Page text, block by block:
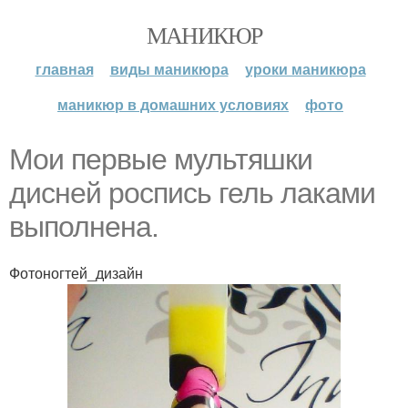
МАНИКЮР
главная виды маникюра
уроки маникюра
маникюр в домашних условиях
фото
Мои первые мультяшки
дисней роспись гель лаками
выполнена.
Фотоногтей_дизайн